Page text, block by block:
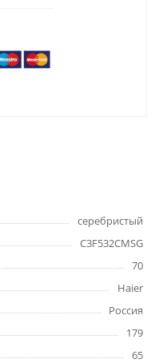
серебристый
C3F532CMSG
70
Haier
Россия
179
65